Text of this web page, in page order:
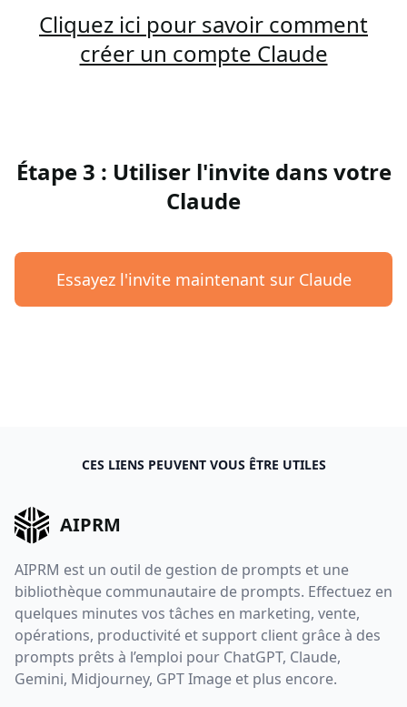
Cliquez ici pour savoir comment
créer un compte Claude
Étape 3 : Utiliser l'invite dans votre
Claude
Essayez l'invite maintenant sur Claude
CES LIENS PEUVENT VOUS ÊTRE UTILES
AIPRM
AIPRM est un outil de gestion de prompts et une
bibliothèque communautaire de prompts. Effectuez en
quelques minutes vos tâches en marketing, vente,
opérations, productivité et support client grâce à des
prompts prêts à l’emploi pour ChatGPT, Claude,
Gemini, Midjourney, GPT Image et plus encore.